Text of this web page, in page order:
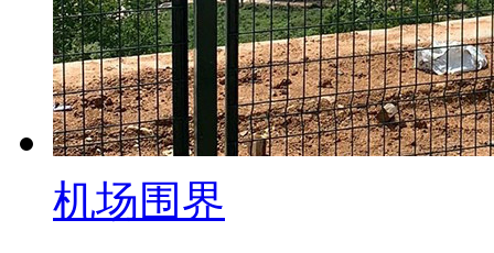
机场围界